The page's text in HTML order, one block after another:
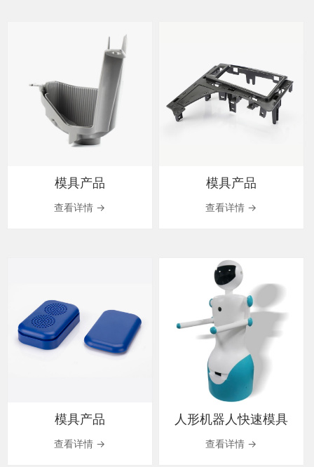
模具产品
查看详情 →
模具产品
查看详情 →
模具产品
查看详情 →
人形机器人快速模具
查看详情 →